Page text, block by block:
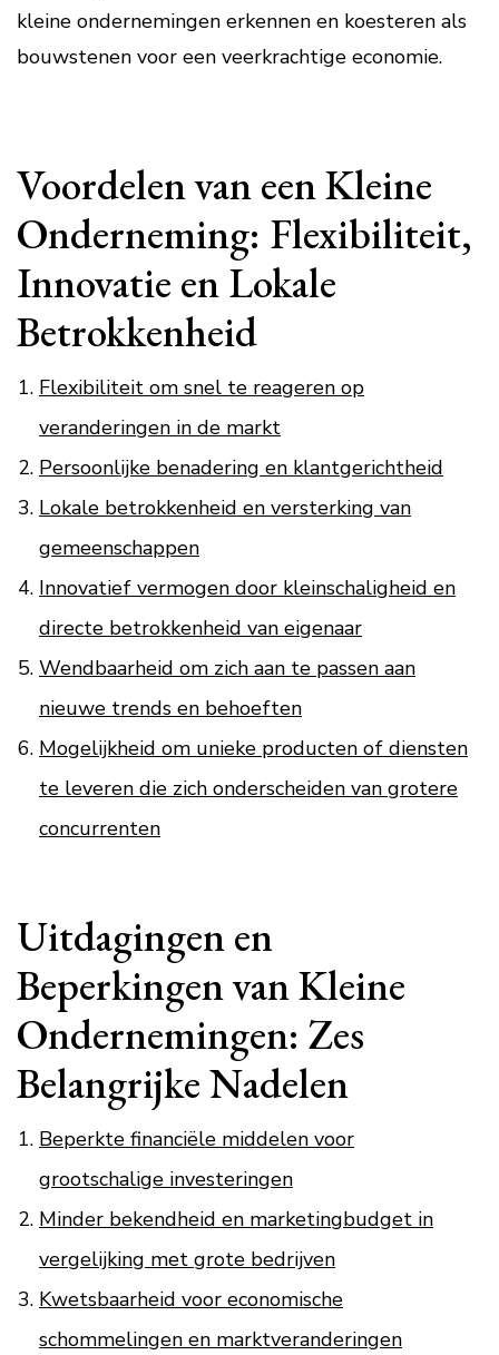
kleine ondernemingen erkennen en koesteren als
bouwstenen voor een veerkrachtige economie.
Voordelen van een Kleine
Onderneming: Flexibiliteit,
Innovatie en Lokale
Betrokkenheid
Flexibiliteit om snel te reageren op
veranderingen in de markt
Persoonlijke benadering en klantgerichtheid
Lokale betrokkenheid en versterking van
gemeenschappen
Innovatief vermogen door kleinschaligheid en
directe betrokkenheid van eigenaar
Wendbaarheid om zich aan te passen aan
nieuwe trends en behoeften
Mogelijkheid om unieke producten of diensten
te leveren die zich onderscheiden van grotere
concurrenten
Uitdagingen en
Beperkingen van Kleine
Ondernemingen: Zes
Belangrijke Nadelen
Beperkte financiële middelen voor
grootschalige investeringen
Minder bekendheid en marketingbudget in
vergelijking met grote bedrijven
Kwetsbaarheid voor economische
schommelingen en marktveranderingen